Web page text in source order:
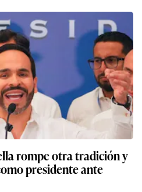
rompe otra tradición y
presidente ante